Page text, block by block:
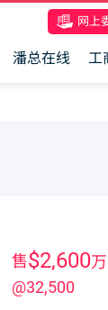
网上
潘总在线 工
售$2,600万
@32,500